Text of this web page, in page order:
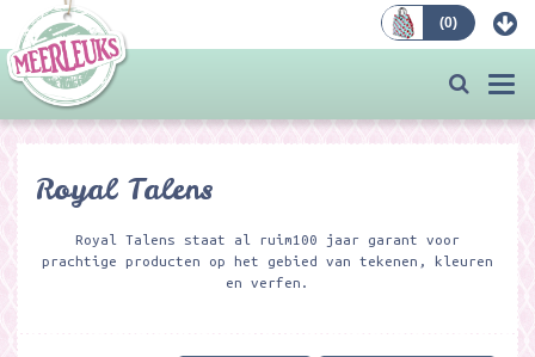
(0)
Royal Talens
Royal Talens staat al ruim100 jaar garant voor
prachtige producten op het gebied van tekenen, kleuren
en verfen.